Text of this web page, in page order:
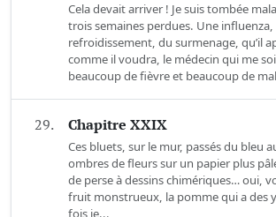
Cela devait arriver ! Je suis tombée
trois semaines perdues. Une influenza,
refroidissement, du surmenage, qu’il
comme il voudra, le médecin qui me
beaucoup de fièvre et beaucoup de
29. Chapitre XXIX
Ces bluets, sur le mur, passés du bleu
ombres de fleurs sur un papier plus
de perse à dessins chimériques… oui,
fruit monstrueux, la pomme qui a des
fois je...